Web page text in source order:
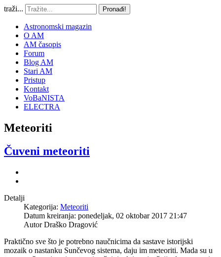
traži... Pronađi!
Astronomski magazin
O AM
AM časopis
Forum
Blog AM
Stari AM
Pristup
Kontakt
VoBaNISTA
ELECTRA
Meteoriti
Čuveni meteoriti
Detalji
Kategorija: Meteoriti
Datum kreiranja: ponedeljak, 02 oktobar 2017 21:47
Autor Draško Dragović
Praktično sve što je potrebno naučnicima da sastave istorijski
mozaik o nastanku Sunčevog sistema, daju im meteoriti. Mada su u